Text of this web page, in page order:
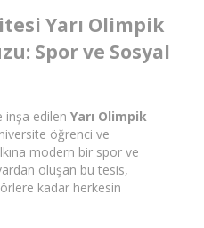
Yarı Olimpik
Spor ve Sosyal
inşa edilen Yarı Olimpik
öğrenci ve
modern bir spor ve
oluşan bu tesis,
kadar herkesin